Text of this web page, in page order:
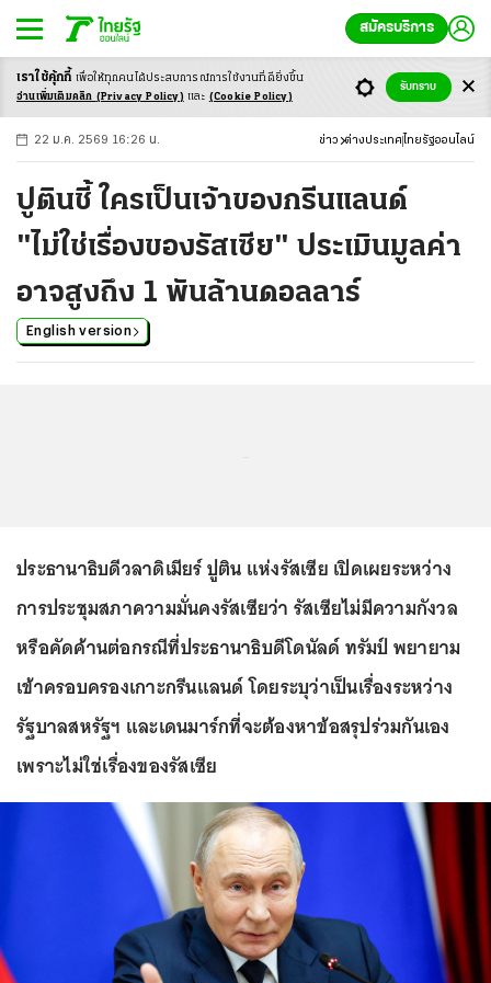
สมัครบริการ
-ก ก ก+
22 ม.ค. 2569 16:26 น. ข่าว ต่างประเทศ ไทยรัฐออนไลน์
ปูตินชี้ ใครเป็นเจ้าของกรีนแลนด์
"ไม่ใช่เรื่องของรัสเซีย" ประเมินมูลค่า
อาจสูงถึง 1 พันล้านดอลลาร์
English version
ประธานาธิบดีวลาดิเมียร์ ปูติน แห่งรัสเซีย เปิดเผยระหว่าง
การประชุมสภาความมั่นคงรัสเซียว่า รัสเซียไม่มีความกังวล
หรือคัดค้านต่อกรณีที่ประธานาธิบดีโดนัลด์ ทรัมป์ พยายาม
เข้าครอบครองเกาะกรีนแลนด์ โดยระบุว่าเป็นเรื่องระหว่าง
รัฐบาลสหรัฐฯ และเดนมาร์กที่จะต้องหาข้อสรุปร่วมกันเอง
เพราะไม่ใช่เรื่องของรัสเซีย
เราใช้คุ้กกี้ เพื่อให้ทุกคนได้ประสบการณ์การใช้งานที่ดียิ่งขึ้น
อ่านเพิ่มเติมคลิก (Privacy Policy) และ (Cookie Policy)
รับทราบ